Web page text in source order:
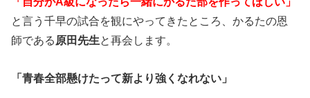
と言う千早の試合を観にやってきたところ、かるたの恩
師である 原田先生と再会します。
「青春全部懸けたって新より強くなれない」